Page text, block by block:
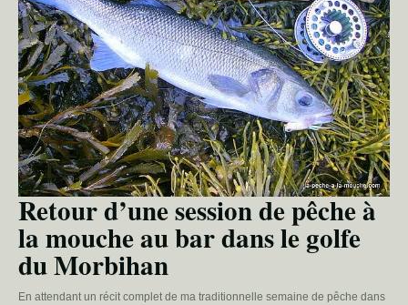
Retour d’une session de pêche à
la mouche au bar dans le golfe
du Morbihan
En attendant un récit complet de ma traditionnelle semaine de pêche dans